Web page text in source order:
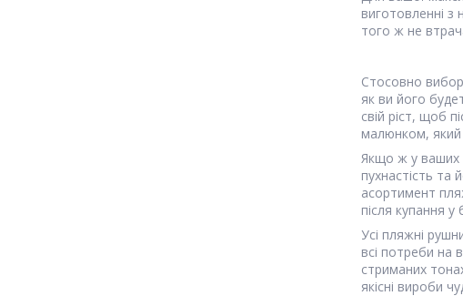
виготовленні з
того ж не
Стосовно
як ви його
свій ріст, щоб
малюнком,
Якщо ж у ваших
пухнастість
асортимент
після купання
Усі пляжні
всі потреби на
стриманих
якісні вироби